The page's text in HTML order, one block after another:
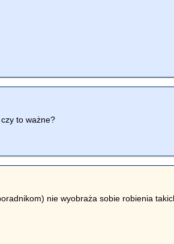
to ważne?
nie wyobraża sobie robienia